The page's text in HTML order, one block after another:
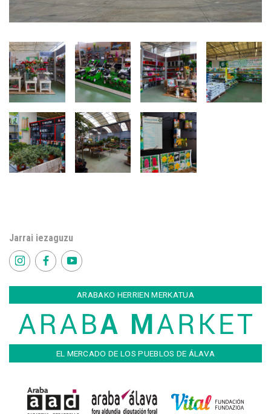
Jarrai iezaguzu
ARABAKO HERRIEN MERKATUA
EL MERCADO DE LOS PUEBLOS DE ÁLAVA